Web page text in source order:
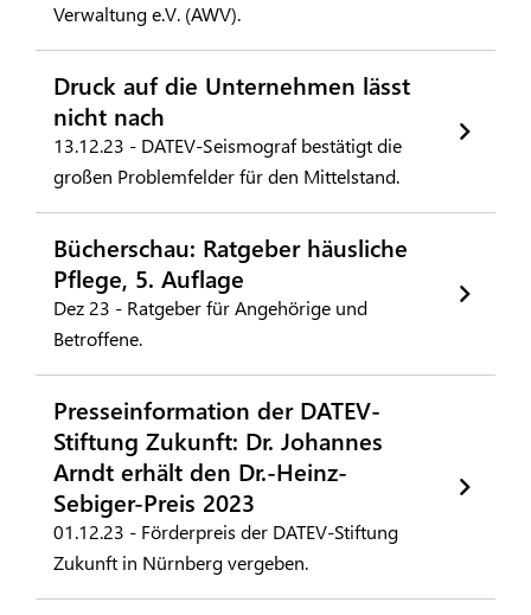
Verwaltung e.V. (AWV).
Druck auf die Unternehmen lässt
nicht nach
13.12.23 - DATEV-Seismograf bestätigt die
großen Problemfelder für den Mittelstand.
Bücherschau: Ratgeber häusliche
Pflege, 5. Auflage
Dez 23 - Ratgeber für Angehörige und
Betroffene.
Presseinformation der DATEV-
Stiftung Zukunft: Dr. Johannes
Arndt erhält den Dr.-Heinz-
Sebiger-Preis 2023
01.12.23 - Förderpreis der DATEV-Stiftung
Zukunft in Nürnberg vergeben.